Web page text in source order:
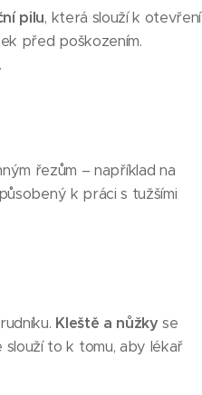
pilu, která slouží k otevření
před poškozením.
řezům – například na
k práci s tužšími
Kleště a nůžky se
slouží to k tomu, aby lékař